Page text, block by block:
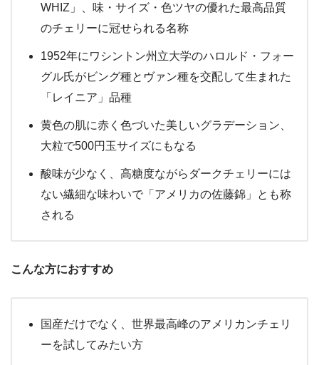
WHIZ」、味・サイズ・色ツヤの優れた最高品質
のチェリーに冠せられる名称
1952年にワシントン州立大学のハロルド・フォー
グル氏がビング種とヴァン種を交配して生まれた
「レイニア」品種
黄色の肌に赤く色づいた美しいグラデーション、
大粒で500円玉サイズにもなる
酸味が少なく、高糖度ながらダークチェリーには
ない繊細な味わいで「アメリカの佐藤錦」とも称
される
こんな方におすすめ
国産だけでなく、世界最高峰のアメリカンチェリ
ーを試してみたい方